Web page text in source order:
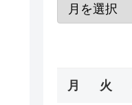
月 火